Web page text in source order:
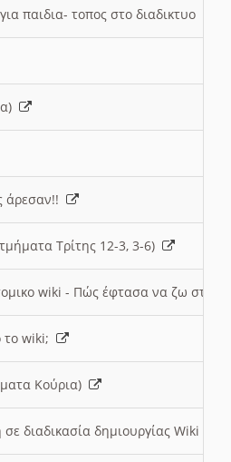
παιδια- τοπος στο διαδικτυο
άρεσαν!!
Τρίτης 12-3, 3-6)
wiki - Πώς έφτασα να ζω στην
το wiki;
Κούρια)
διαδικασία δημιουργίας Wiki